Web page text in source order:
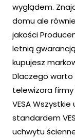
wyglądem.
domu ale
jakości
letnią
kupujesz
Dlaczego
telewizora
VESA
standardem
uchwytu